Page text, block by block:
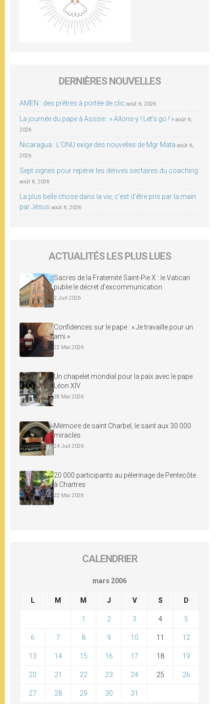
DERNIÈRES NOUVELLES
AMEN : des prêtres à portée de clic août 6, 2026
La journée du pape à Assise : « Allons-y ! Let’s go ! » août 6,
2026
Nicaragua : L’ONU exige des nouvelles de Mgr Mata août 6,
2026
Sept signes pour repérer les dérives sectaires du coaching
août 6, 2026
La plus belle chose dans la vie, c’est d’être pris par la main
par Jésus août 6, 2026
ACTUALITÉS LES PLUS LUES
Sacres de la Fraternité Saint-Pie X : le Vatican
publie le décret d’excommunication
2 Juil 2026
Confidences sur le pape : « Je travaille pour un
ami »
22 Mai 2026
Un chapelet mondial pour la paix avec le pape
Léon XIV
28 Mai 2026
Mémoire de saint Charbel, le saint aux 30 000
miracles
24 Juil 2026
20 000 participants au pèlerinage de Pentecôte
à Chartres
22 Mai 2026
CALENDRIER
mars 2006
L M M J V S D
1 2 3 4 5
6 7 8 9 10 11 12
13 14 15 16 17 18 19
20 21 22 23 24 25 26
27 28 29 30 31